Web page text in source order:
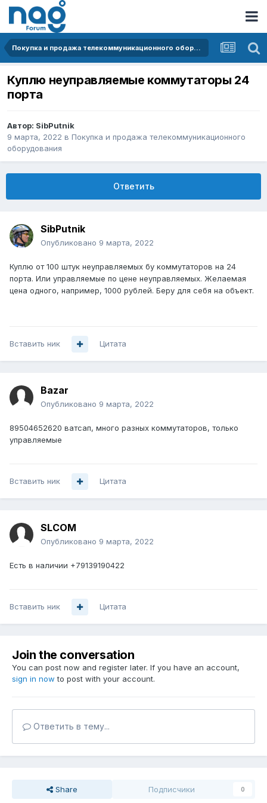
Покупка и продажа телекоммуникационного оборудования
Куплю неуправляемые коммутаторы 24
порта
Автор: SibPutnik
9 марта, 2022 в Покупка и продажа телекоммуникационного
оборудования
Ответить
SibPutnik
Опубликовано 9 марта, 2022
Куплю от 100 штук неуправляемых бу коммутаторов на 24
порта. Или управляемые по цене неуправляемых. Желаемая
цена одного, например, 1000 рублей. Беру для себя на объект.
Вставить ник Цитата
Bazar
Опубликовано 9 марта, 2022
89504652620 ватсап, много разных коммутаторов, только
управляемые
Вставить ник Цитата
SLCOM
Опубликовано 9 марта, 2022
Есть в наличии +79139190422
Вставить ник Цитата
Join the conversation
You can post now and register later. If you have an account,
sign in now to post with your account.
Ответить в тему...
Share Подписчики 0